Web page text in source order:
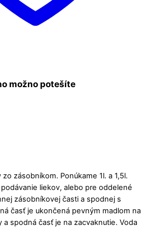
možno potešíte
zásobníkom. Ponúkame 1l. a 1,5l.
liekov, alebo pre oddelené
zásobníkovej časti a spodnej s
časť je ukončená pevným madlom na
a spodná časť je na zacvaknutie. Voda